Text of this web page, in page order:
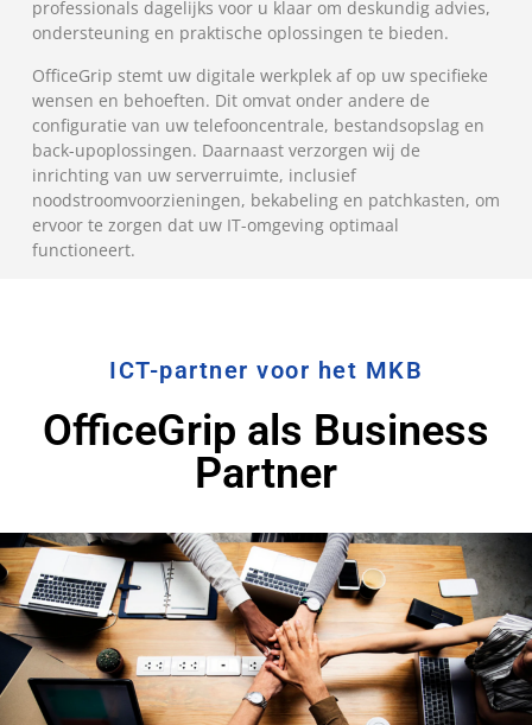
professionals dagelijks voor u klaar om deskundig advies,
ondersteuning en praktische oplossingen te bieden.
OfficeGrip stemt uw digitale werkplek af op uw specifieke
wensen en behoeften. Dit omvat onder andere de
configuratie van uw telefooncentrale, bestandsopslag en
back-upoplossingen. Daarnaast verzorgen wij de
inrichting van uw serverruimte, inclusief
noodstroomvoorzieningen, bekabeling en patchkasten, om
ervoor te zorgen dat uw IT-omgeving optimaal
functioneert.
ICT-partner voor het MKB
OfficeGrip als Business
Partner